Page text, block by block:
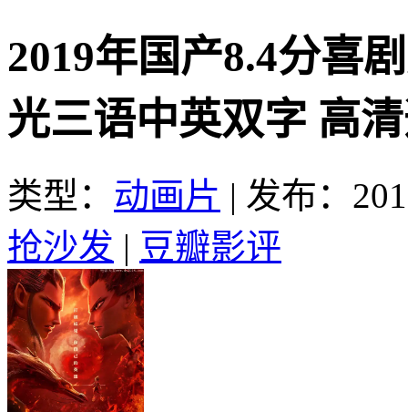
2019年国产8.4分喜
光三语中英双字 高
类型： 动画片 | 发布：
抢沙发 | 豆瓣影评